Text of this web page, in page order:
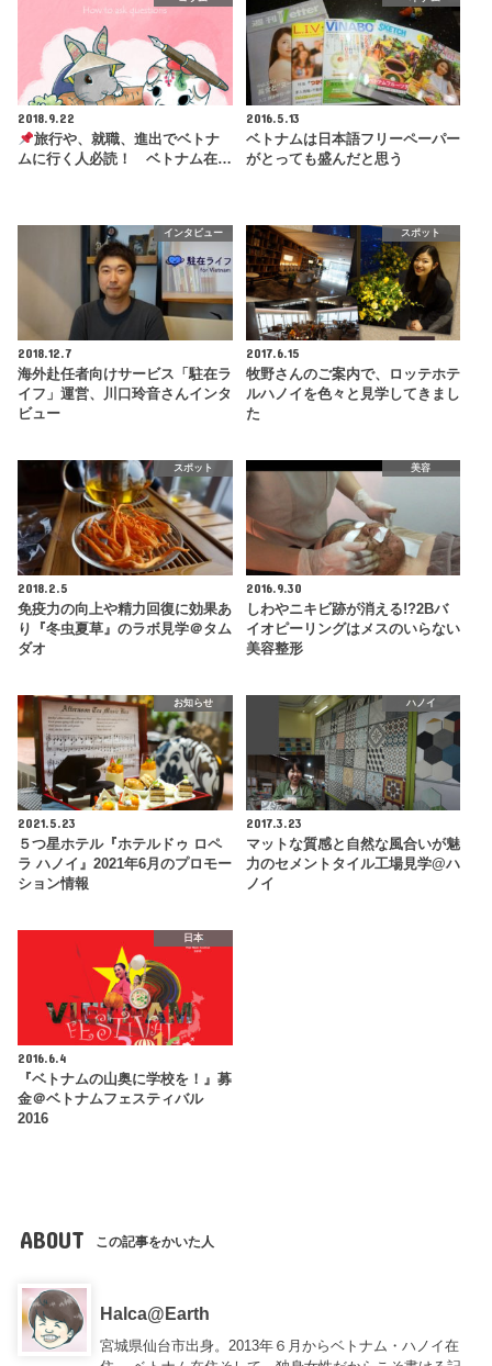
2018.9.22
旅行や、就職、進出でベトナ
ムに行く人必読！ ベトナム在…
2016.5.13
ベトナムは日本語フリーペーパー
がとっても盛んだと思う
インタビュー
2018.12.7
海外赴任者向けサービス「駐在ラ
イフ」運営、川口玲音さんインタ
ビュー
スポット
2017.6.15
牧野さんのご案内で、ロッテホテ
ルハノイを色々と見学してきまし
た
スポット
2018.2.5
免疫力の向上や精力回復に効果あ
り『冬虫夏草』のラボ見学＠タム
ダオ
美容
2016.9.30
しわやニキビ跡が消える!?2Bバ
イオピーリングはメスのいらない
美容整形
お知らせ
2021.5.23
５つ星ホテル『ホテルドゥ ロペ
ラ ハノイ』2021年6月のプロモー
ション情報
ハノイ
2017.3.23
マットな質感と自然な風合いが魅
力のセメントタイル工場見学@ハ
ノイ
日本
2016.6.4
『ベトナムの山奥に学校を！』募
金＠ベトナムフェスティバル
2016
ABOUT この記事をかいた人
Halca@Earth
宮城県仙台市出身。2013年６月からベトナム・ハノイ在